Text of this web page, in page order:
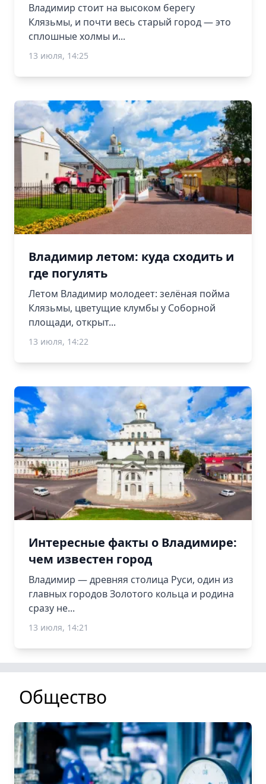
Владимир стоит на высоком берегу
Клязьмы, и почти весь старый город — это
сплошные холмы и...
13 июля, 14:25
Владимир летом: куда сходить и
где погулять
Летом Владимир молодеет: зелёная пойма
Клязьмы, цветущие клумбы у Соборной
площади, открыт...
13 июля, 14:22
Интересные факты о Владимире:
чем известен город
Владимир — древняя столица Руси, один из
главных городов Золотого кольца и родина
сразу не...
13 июля, 14:21
Общество